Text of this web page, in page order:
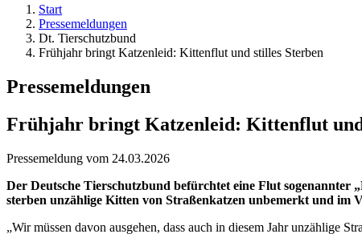
Start
Pressemeldungen
Dt. Tierschutzbund
Frühjahr bringt Katzenleid: Kittenflut und stilles Sterben
Pressemeldungen
Frühjahr bringt Katzenleid: Kittenflut
Pressemeldung vom 24.03.2026
Der Deutsche Tierschutzbund befürchtet eine Flut sogenannter
sterben unzählige Kitten von Straßenkatzen unbemerkt und
„Wir müssen davon ausgehen, dass auch in diesem Jahr unzählige